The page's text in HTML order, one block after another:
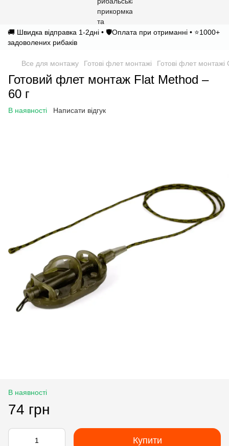
🚚 Швидка відправка 1-2дні • 🛡️Оплата при отриманні • ⭐1000+
задоволених рибаків
Все для монтажу Готові флет монтажі Готові флет монтажі
Готовий флет монтаж Flat Method –
60 г
В наявності Написати відгук
В наявності
74 грн
Купити